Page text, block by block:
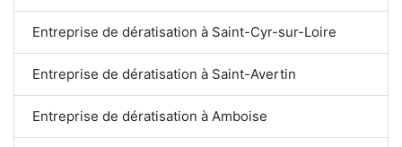
Entreprise de dératisation à Saint-Cyr-sur-Loire
Entreprise de dératisation à Saint-Avertin
Entreprise de dératisation à Amboise